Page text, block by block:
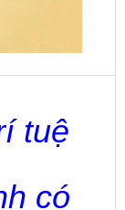
tuệ
có